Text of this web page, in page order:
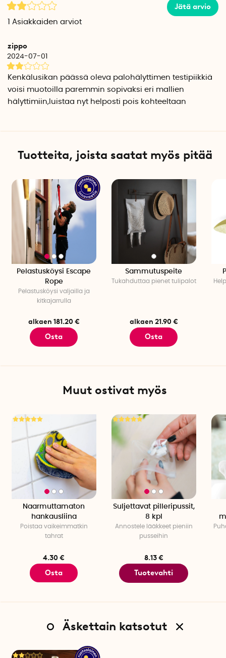
Materiaali: Muovi Jätä arvio
Asiakkaiden arviot
zippo
2024-07-01
Kenkälusikan päässä oleva palohälyttimen testipiikkiä
voisi muotoilla paremmin sopivaksi eri mallien
hälyttimiin,luistaa nyt helposti pois kohteeltaan
Tuotteita, joista saatat myös pitää
Pelastusköysi Escape
Rope
Pelastusköysi valjailla ja
kitkajarrulla
alkaen 181.20 €
Osta
Sammutuspeite
Tukahduttaa pienet tulipalot
alkaen 21.90 €
Osta
Muut ostivat myös
Naarmuttamaton
hankausliina
Poistaa vaikeimmatkin
tahrat
4.30 €
Osta
Suljettavat pilleripussit,
8 kpl
Annostele lääkkeet pieniin
pusseihin
8.13 €
Tuotevahti
Äskettain katsotut